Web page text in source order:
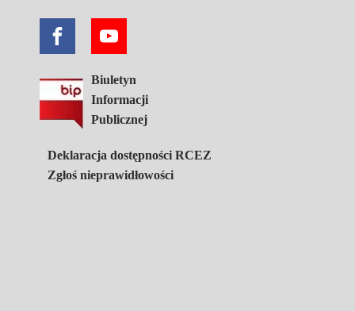
Biuletyn
Informacji
Publicznej
Deklaracja dostępności RCEZ
Zgłoś nieprawidłowości